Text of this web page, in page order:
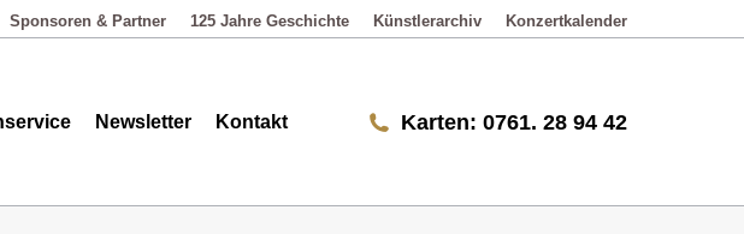
Sponsoren & Partner 125 Jahre Geschichte Künstlerarchiv Konzertkalender
Newsletter Kontakt Karten: 0761. 28 94 42
Kontakt Karten: 0761. 28 94 42